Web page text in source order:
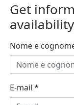
Get
availability
Nome e
E-mail *